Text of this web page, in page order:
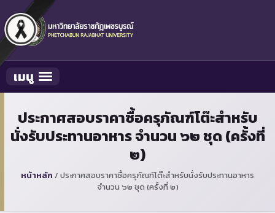
Toggle navigation
เมนู
ประกาศสอบราคาซื้อครุภัณฑ์โต๊ะสำหรับ
นั่งรับประทานอาหาร จำนวน ๖๒ ชุด (ครั้งที่
๒)
หน้าหลัก / ประกาศสอบราคาซื้อครุภัณฑ์โต๊ะสำหรับนั่งรับประทานอาหาร
จำนวน ๖๒ ชุด (ครั้งที่ ๒)